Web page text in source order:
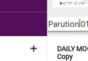
Parution
DAILY
Copy